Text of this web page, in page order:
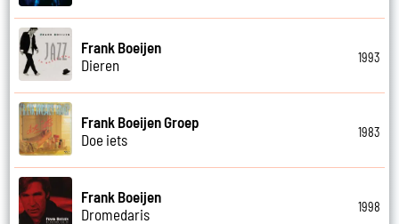
Frank Boeijen
Dieren
1993
Frank Boeijen Groep
Doe iets
1983
Frank Boeijen
Dromedaris
1998